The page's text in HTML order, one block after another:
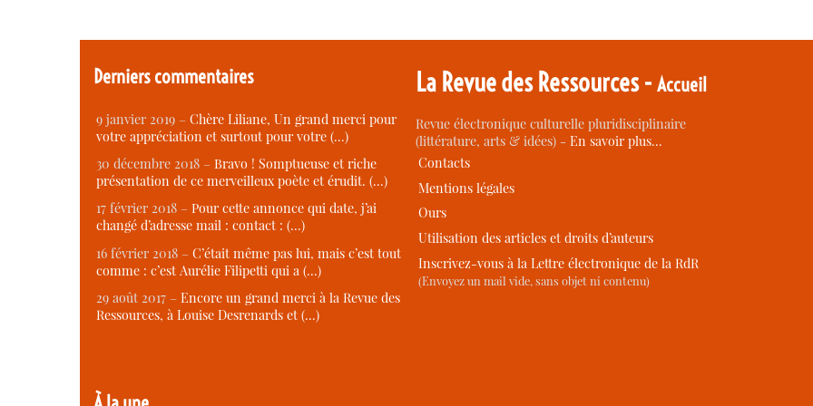
Derniers commentaires
9 janvier 2019 – Chère Liliane, Un grand merci pour
votre appréciation et surtout pour votre (…)
30 décembre 2018 – Bravo ! Somptueuse et riche
présentation de ce merveilleux poète et érudit. (…)
17 février 2018 – Pour cette annonce qui date, j’ai
changé d’adresse mail : contact : (…)
16 février 2018 – C’était même pas lui, mais c’est tout
comme : c’est Aurélie Filipetti qui a (…)
29 août 2017 – Encore un grand merci à la Revue des
Ressources, à Louise Desrenards et (…)
La Revue des Ressources -Accueil
Revue électronique culturelle pluridisciplinaire
(littérature, arts & idées) -En savoir plus…
Contacts
Mentions légales
Ours
Utilisation des articles et droits d’auteurs
Inscrivez-vous à la Lettre électronique de la RdR
(Envoyez un mail vide, sans objet ni contenu)